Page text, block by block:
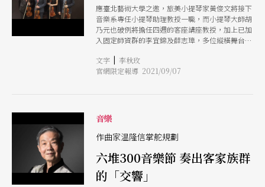
應臺北藝術大學之邀，旅美小提琴家黃俊文將接下
音樂系專任小提琴助理教授一職，而小提琴大師胡
乃元也破例將擔任四週的客座講座教授，加上已加
入固定師資群的李宜錦及薛志璋，多位縱橫舞台的
而透過建置線上教學設備，未來也可能跨越時空限
制，讓各領域音樂大師線上教學，讓學生不用等到
文字 | 李秋玫
官網限定報導 2021/09/07
音樂
作曲家温隆信掌舵規劃
六堆300音樂節 奏出客家族群
的「交響」